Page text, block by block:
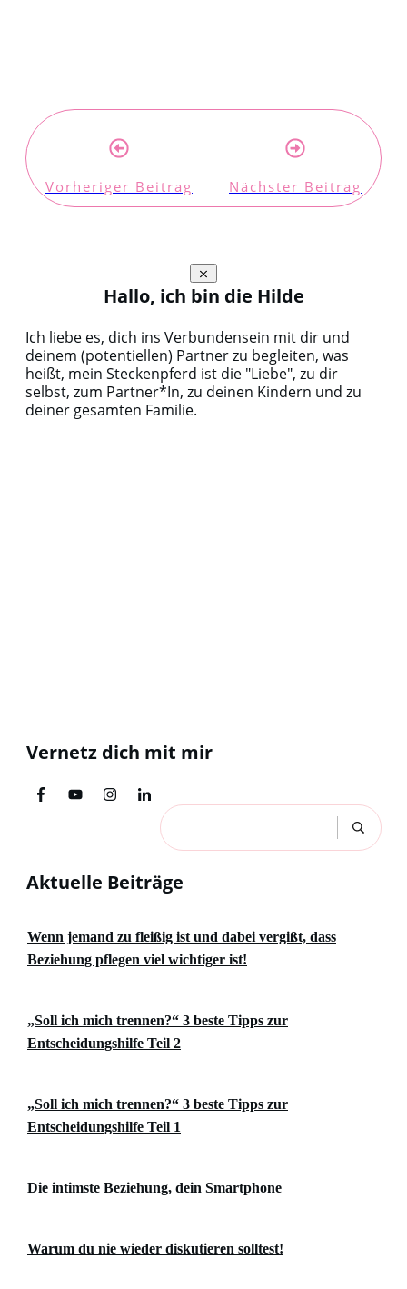
Vorheriger Beitrag Nächster Beitrag
Hallo, ich bin die Hilde
Ich liebe es, dich ins Verbundensein mit dir und
deinem (potentiellen) Partner zu begleiten, was
heißt, mein Steckenpferd ist die "Liebe", zu dir
selbst, zum Partner*In, zu deinen Kindern und zu
deiner gesamten Familie.
Vernetz dich mit mir
Aktuelle Beiträge
Wenn jemand zu fleißig ist und dabei vergißt, dass
Beziehung pflegen viel wichtiger ist!
„Soll ich mich trennen?“ 3 beste Tipps zur
Entscheidungshilfe Teil 2
„Soll ich mich trennen?“ 3 beste Tipps zur
Entscheidungshilfe Teil 1
Die intimste Beziehung, dein Smartphone
Warum du nie wieder diskutieren solltest!